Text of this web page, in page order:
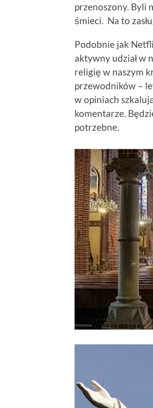
przenoszony. Byli
śmieci. Na to
Podobnie jak
aktywny udział w
religię w naszym
przewodników –
w opiniach
komentarze.
potrzebne.